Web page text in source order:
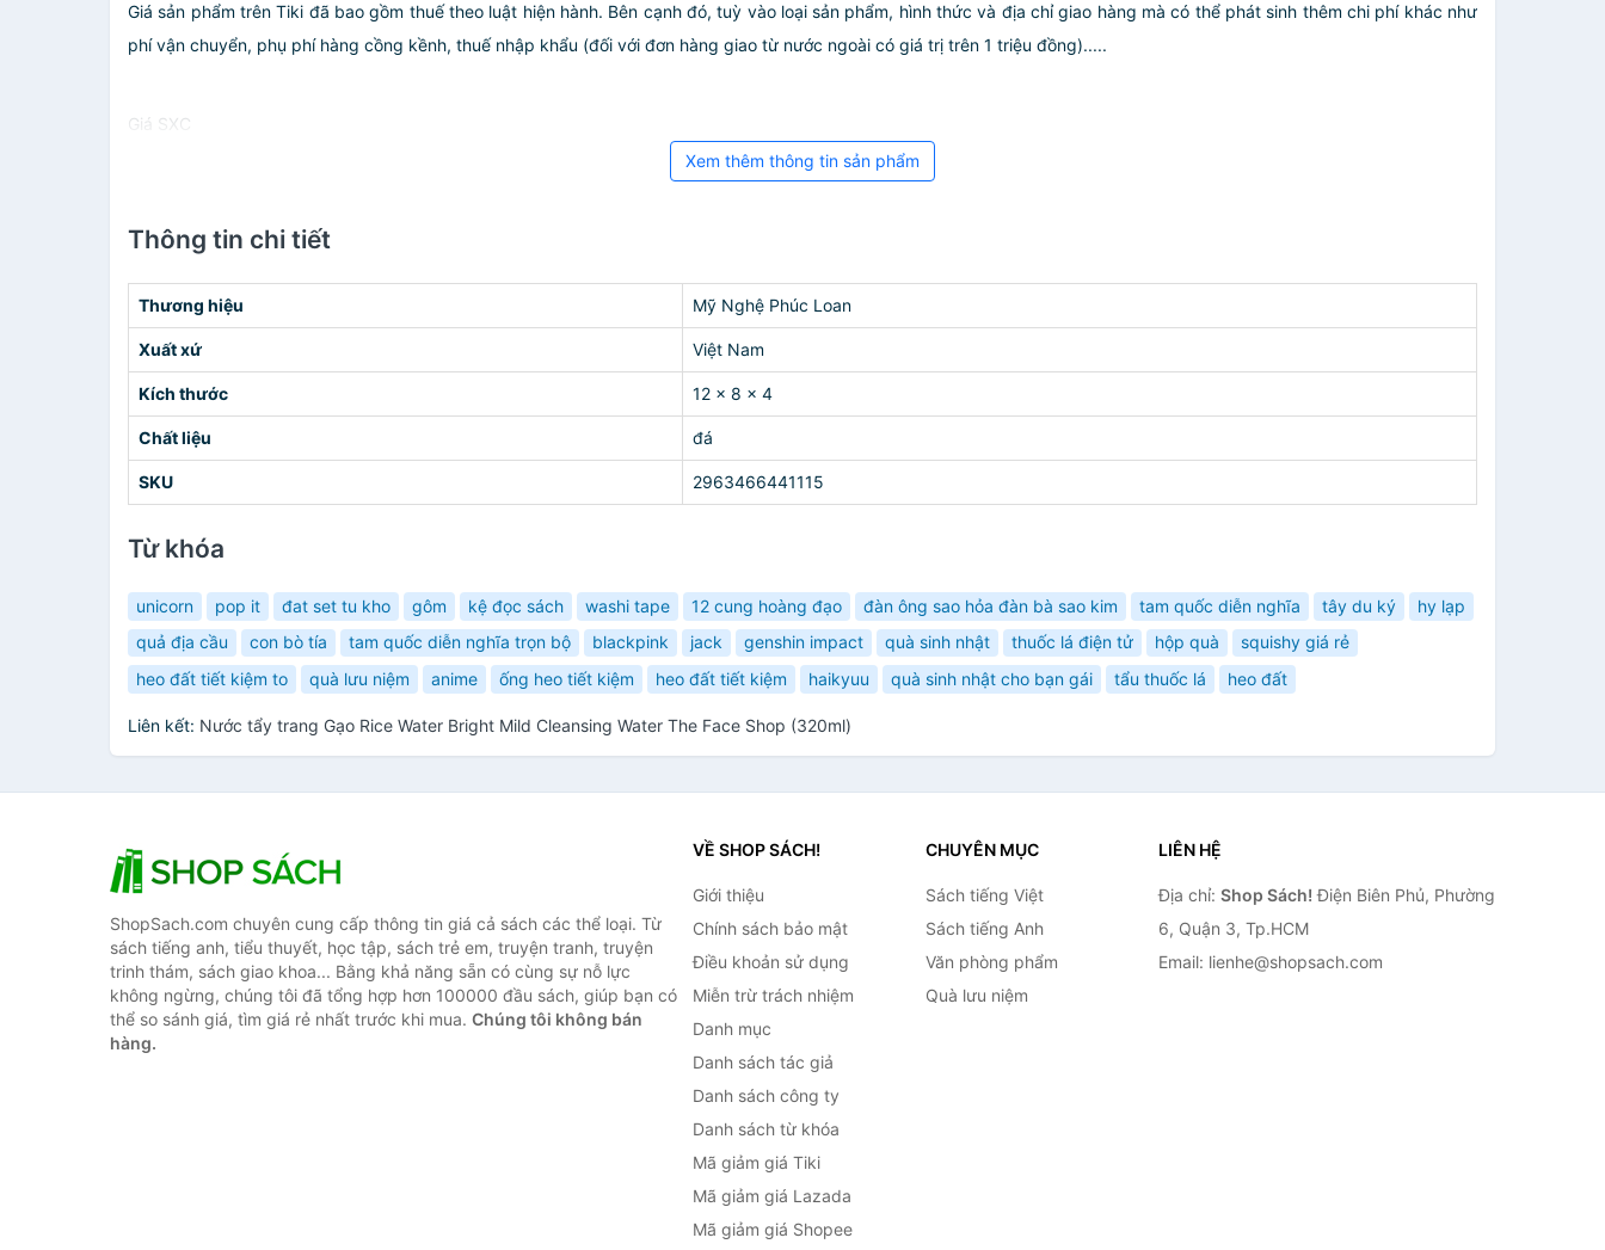
Giá sản phẩm trên Tiki đã bao gồm thuế theo luật hiện hành. Bên cạnh đó, tuỳ vào loại sản phẩm, hình thức và địa chỉ giao hàng mà có thể phát sinh thêm chi phí khác như
phí vận chuyển, phụ phí hàng cồng kềnh, thuế nhập khẩu (đối với đơn hàng giao từ nước ngoài có giá trị trên 1 triệu đồng).....
Giá SXC
Xem thêm thông tin sản phẩm
Thông tin chi tiết
Thương hiệu Mỹ Nghệ Phúc Loan
Xuất xứ Việt Nam
Kích thước 12 x 8 x 4
Chất liệu đá
SKU 2963466441115
Từ khóa
unicorn pop it đat set tu kho gôm kệ đọc sách washi tape 12 cung hoàng đạo đàn ông sao hỏa đàn bà sao kim tam quốc diễn nghĩa tây du ký
hy lạp
quả địa cầu
con bò tía tam quốc diễn nghĩa trọn bộ blackpink jack genshin impact quà sinh nhật thuốc lá điện tử hộp quà
squishy giá rẻ
heo đất tiết kiệm to
quà lưu niệm anime ống heo tiết kiệm heo đất tiết kiệm haikyuu quà sinh nhật cho bạn gái tẩu thuốc lá heo đất
Liên kết: Nước tẩy trang Gạo Rice Water Bright Mild Cleansing Water The Face Shop (320ml)
ShopSach.com chuyên cung cấp thông tin giá cả sách các thể loại. Từ
sách tiếng anh, tiểu thuyết, học tập, sách trẻ em, truyện tranh, truyện
trinh thám, sách giao khoa... Bằng khả năng sẵn có cùng sự nỗ lực
không ngừng, chúng tôi đã tổng hợp hơn 100000 đầu sách, giúp bạn có
thể so sánh giá, tìm giá rẻ nhất trước khi mua. Chúng tôi không bán
hàng.
VỀ SHOP SÁCH!
Giới thiệu
Chính sách bảo mật
Điều khoản sử dụng
Miễn trừ trách nhiệm
Danh mục
Danh sách tác giả
Danh sách công ty
Danh sách từ khóa
Mã giảm giá Tiki
Mã giảm giá Lazada
Mã giảm giá Shopee
CHUYÊN MỤC
Sách tiếng Việt
Sách tiếng Anh
Văn phòng phẩm
Quà lưu niệm
LIÊN HỆ
Địa chỉ: Shop Sách! Điện Biên Phủ, Phường
6, Quận 3, Tp.HCM
Email: lienhe@shopsach.com